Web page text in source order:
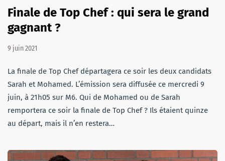
Finale de Top Chef : qui sera le grand
gagnant ?
9 juin 2021
La finale de Top Chef départagera ce soir les deux candidats
Sarah et Mohamed. L’émission sera diffusée ce mercredi 9
juin, à 21h05 sur M6. Qui de Mohamed ou de Sarah
remportera ce soir la finale de Top Chef ? Ils étaient quinze
au départ, mais il n’en restera…